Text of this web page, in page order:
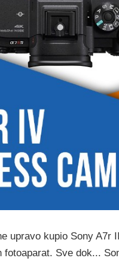
upravo kupio Sony A7r
Sve dok...